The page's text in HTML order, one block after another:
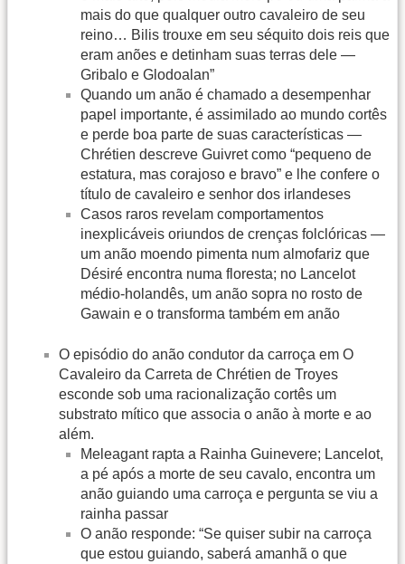
mais do que qualquer outro cavaleiro de seu
reino… Bilis trouxe em seu séquito dois reis que
eram anões e detinham suas terras dele —
Gribalo e Glodoalan”
Quando um anão é chamado a desempenhar
papel importante, é assimilado ao mundo cortês
e perde boa parte de suas características —
Chrétien descreve Guivret como “pequeno de
estatura, mas corajoso e bravo” e lhe confere o
título de cavaleiro e senhor dos irlandeses
Casos raros revelam comportamentos
inexplicáveis oriundos de crenças folclóricas —
um anão moendo pimenta num almofariz que
Désiré encontra numa floresta; no Lancelot
médio-holandês, um anão sopra no rosto de
Gawain e o transforma também em anão
O episódio do anão condutor da carroça em O
Cavaleiro da Carreta de Chrétien de Troyes
esconde sob uma racionalização cortês um
substrato mítico que associa o anão à morte e ao
além.
Meleagant rapta a Rainha Guinevere; Lancelot,
a pé após a morte de seu cavalo, encontra um
anão guiando uma carroça e pergunta se viu a
rainha passar
O anão responde: “Se quiser subir na carroça
que estou guiando, saberá amanhã o que